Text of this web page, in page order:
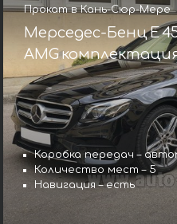
Прокат в Кань-Сюр-Мере
Мерседес-Бенц E
AMG
Коробка передач –
Количество мест – 5
Навигация – есть